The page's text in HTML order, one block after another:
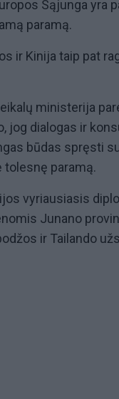
Sąjunga yra
paramą.
ir Kinija taip pat
ministerija
jog dialogas ir
būdas spręsti
tolesnę paramą.
vyriausiasis
Junano
ir Tailando